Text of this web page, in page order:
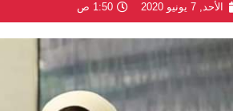
الأحد, 7 يونيو 2020 1:50 ص